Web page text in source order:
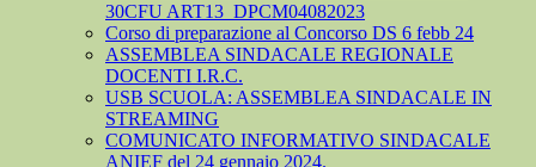
30CFU ART13_DPCM04082023
Corso di preparazione al Concorso DS 6 febb 24
ASSEMBLEA SINDACALE REGIONALE
DOCENTI I.R.C.
USB SCUOLA: ASSEMBLEA SINDACALE IN
STREAMING
COMUNICATO INFORMATIVO SINDACALE
ANIEF del 24 gennaio 2024.